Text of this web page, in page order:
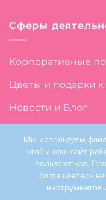
Сферы
Корпоративные
Цветы и подарки
Новости и Блог
Мы используем
чтобы наш сайт
пользоваться.
соглашаетесь
инструментов